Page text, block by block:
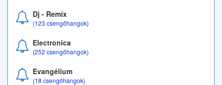
Dj - Remix
(123 csengőhangok)
Electronica
(252 csengőhangok)
Evangélium
(18 csengőhangok)